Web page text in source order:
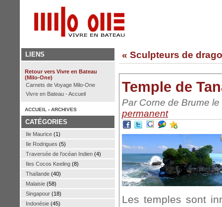
« Sculpteurs de
Temple de
Par Corne de Brume
permanent
Les temples sont
LIENS
Retour vers Vivre en Bateau
(Milo-One)
Carnets de Voyage Milo-One
Vivre en Bateau - Accueil
ACCUEIL - ARCHIVES
CATÉGORIES
Ile Maurice (1)
Ile Rodrigues (5)
Traversée de l'océan Indien (4)
Iles Cocos Keeling (8)
Thaïlande (40)
Malaisie (58)
Singapour (18)
Indonésie (45)